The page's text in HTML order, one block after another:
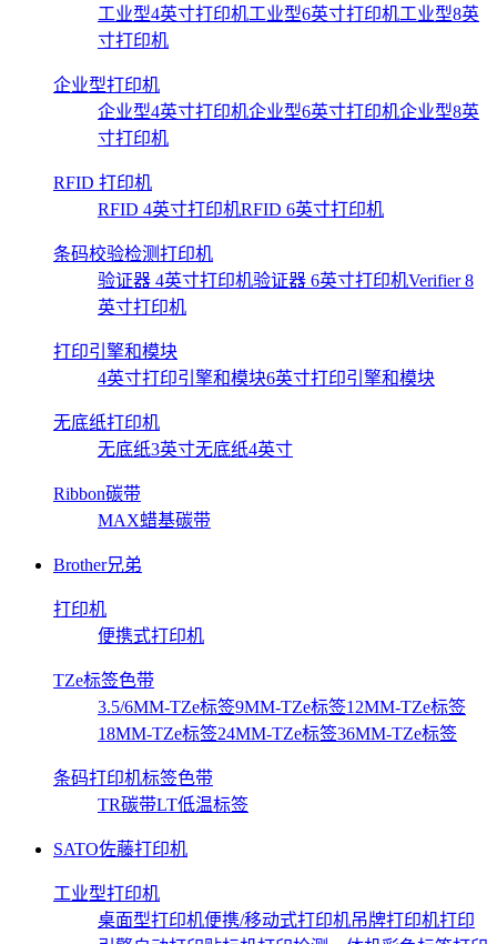
工业型4英寸打印机工业型6英寸打印机工业型8英
寸打印机
企业型打印机
企业型4英寸打印机企业型6英寸打印机企业型8英
寸打印机
RFID 打印机
RFID 4英寸打印机RFID 6英寸打印机
条码校验检测打印机
验证器 4英寸打印机验证器 6英寸打印机Verifier 8
英寸打印机
打印引擎和模块
4英寸打印引擎和模块6英寸打印引擎和模块
无底纸打印机
无底纸3英寸无底纸4英寸
Ribbon碳带
MAX蜡基碳带
Brother兄弟
打印机
便携式打印机
TZe标签色带
3.5/6MM-TZe标签9MM-TZe标签12MM-TZe标签
18MM-TZe标签24MM-TZe标签36MM-TZe标签
条码打印机标签色带
TR碳带LT低温标签
SATO佐藤打印机
工业型打印机
桌面型打印机便携/移动式打印机吊牌打印机打印